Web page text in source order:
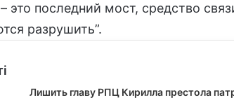
это последний мост, средство
разрушить”.
Лишить главу РПЦ Кирилла престола